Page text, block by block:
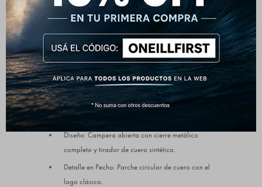
el uso continuo.
Detalles que marcan la diferencia:
Composición: 60% Algodón, 40% Poliéster.
Efecto Exterior: Acabado jaspeado con textura
visual tipo tejido.
Interior: Forrada en material suave tipo sherpa para
Diseño: Campera abierta con cierre metálico
completo y tirador de cuero sintético.
Detalle en Pecho: Parche circular de cuero con el
logo clásico.